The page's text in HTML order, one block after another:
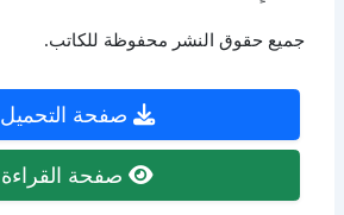
جميع حقوق النشر محفوظة للكاتب.
صفحة التحميل
صفحة القراءة